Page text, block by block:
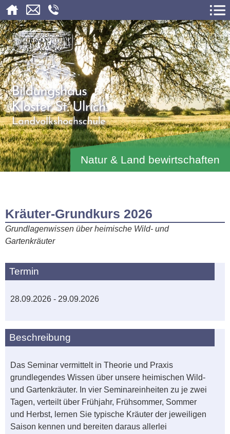
Natur & Land bewirtschaften
Kräuter-Grundkurs 2026
Grundlagenwissen über heimische Wild- und
Gartenkräuter
Termin
28.09.2026 - 29.09.2026
Beschreibung
Das Seminar vermittelt in Theorie und Praxis
grundlegendes Wissen über unsere heimischen Wild-
und Gartenkräuter. In vier Seminareinheiten zu je zwei
Tagen, verteilt über Frühjahr, Frühsommer, Sommer
und Herbst, lernen Sie typische Kräuter der jeweiligen
Saison kennen und bereiten daraus allerlei